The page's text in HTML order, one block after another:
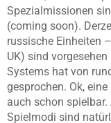
Spezialmissionen
(coming soon).
russische Einheiten
UK) sind
Systems hat von
gesprochen. Ok,
auch schon
Spielmodi sind